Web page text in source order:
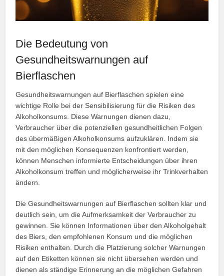
Die Bedeutung von
Gesundheitswarnungen auf
Bierflaschen
Gesundheitswarnungen auf Bierflaschen spielen eine
wichtige Rolle bei der Sensibilisierung für die Risiken des
Alkoholkonsums. Diese Warnungen dienen dazu,
Verbraucher über die potenziellen gesundheitlichen Folgen
des übermäßigen Alkoholkonsums aufzuklären. Indem sie
mit den möglichen Konsequenzen konfrontiert werden,
können Menschen informierte Entscheidungen über ihren
Alkoholkonsum treffen und möglicherweise ihr Trinkverhalten
ändern.
Die Gesundheitswarnungen auf Bierflaschen sollten klar und
deutlich sein, um die Aufmerksamkeit der Verbraucher zu
gewinnen. Sie können Informationen über den Alkoholgehalt
des Biers, den empfohlenen Konsum und die möglichen
Risiken enthalten. Durch die Platzierung solcher Warnungen
auf den Etiketten können sie nicht übersehen werden und
dienen als ständige Erinnerung an die möglichen Gefahren